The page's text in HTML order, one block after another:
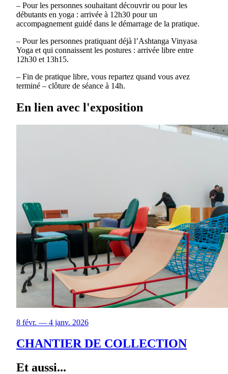
– Pour les personnes souhaitant découvrir ou pour les
débutants en yoga : arrivée à 12h30 pour un
accompagnement guidé dans le démarrage de la pratique.
– Pour les personnes pratiquant déjà l’Ashtanga Vinyasa
Yoga et qui connaissent les postures : arrivée libre entre
12h30 et 13h15.
– Fin de pratique libre, vous repartez quand vous avez
terminé – clôture de séance à 14h.
En lien avec l'exposition
8 févr. — 4 janv. 2026
CHANTIER DE COLLECTION
Et aussi...